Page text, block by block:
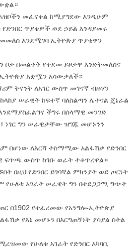
መፈናቀል ከሚያግደው እንዲሁም
ጥያቄዎች ወደ ኃይል እንዳያመሩ
እንደሚገባ ኢትዮጵያ ጥያቄዋን
ቦታ በመልቀቅ የቀደመ ይዞታዋ እንድትመለስና
አቋሟን አሳውቃለች።
ትናንት ለአገር ውስጥ መገናኛ ብዙሃን
ሠራዊት ከፍተኛ ባለስልጣን ሌተናል ጄኔራል
ችግሩ በሰላማዊ መንገድ
ነገር ግን ሠራዊታቸው ዝግጁ መሆኑንን
በሆነው ለእርሻ ተስማሚው አልፋሽቃ የድንበር
ፍጥጫ ውስጥ ከገቡ ወራት ተቆጥረዋል።
በዚህ የድንበር ይገባኛል ምክንያት ወደ ጦርነት
የሁለቱ አገራት ሠራዊት ግን በተደጋጋሚ ግጭት
በ1902 የተፈረመው የአንግሎ-ኢትዮጵያ
የእኔ መሆኑን በእርግጠኝነት ያሳያል ስትል
የሁለቱ አገራት የድንበር አካባቢ